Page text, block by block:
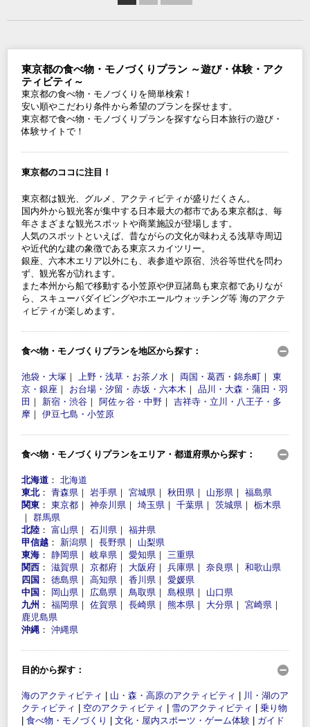
東京都の食べ物・モノづくりプラン ～遊び・体験・アク
ティビティ～
東京都の食べ物・モノづくりを簡単検索！
安い順やこだわり条件から希望のプランを探せます。
東京都で食べ物・モノづくりプランを探すなら日本旅行の遊び・
体験サイトで！
東京都のココに注目！
東京都は観光、グルメ、アクティビティが盛りだくさん。
国内外から観光客が集中する日本最大の都市である東京都は、毎
年さまざまな観光スポットや商業施設が登場します。
人気のスポットといえば、昔ながらの文化が味わえる浅草寺周辺
や近代的な建の象徴である東京スカイツリー。
銀座、六本木エリア以外にも、表参道や原宿、渋谷等世代を問わ
ず、観光客が訪れます。
また本州から船で移動する小笠原や伊豆諸島も東京都でありなが
ら、スキューバダイビングやホエールウォッチング等 海のアクテ
ィビティが楽しめます。
食べ物・モノづくりプランを地区から探す：
池袋・大塚 ｜ 上野・浅草・お茶ノ水 ｜ 両国・葛西・錦糸町 ｜ 東
京・銀座 ｜ お台場・汐留・赤坂・六本木 ｜ 品川・大森・蒲田・羽
田 ｜ 新宿・渋谷 ｜ 阿佐ヶ谷・中野 ｜ 吉祥寺・立川・八王子・多
摩 ｜ 伊豆七島・小笠原
食べ物・モノづくりプランをエリア・都道府県から探す：
北海道 ： 北海道
東北： 青森県 ｜ 岩手県 ｜ 宮城県 ｜ 秋田県 ｜ 山形県 ｜ 福島県
関東 ： 東京都 ｜ 神奈川県 ｜ 埼玉県 ｜ 千葉県 ｜ 茨城県 ｜ 栃木県
｜ 群馬県
北陸 ： 富山県 ｜ 石川県 ｜ 福井県
甲信越 ： 新潟県 ｜ 長野県 ｜ 山梨県
東海 ： 静岡県 ｜ 岐阜県 ｜ 愛知県 ｜ 三重県
関西 ： 滋賀県 ｜ 京都府 ｜ 大阪府 ｜ 兵庫県 ｜ 奈良県 ｜ 和歌山県
四国 ： 徳島県 ｜ 高知県 ｜ 香川県 ｜ 愛媛県
中国 ： 岡山県 ｜ 広島県 ｜ 鳥取県 ｜ 島根県 ｜ 山口県
九州 ： 福岡県 ｜ 佐賀県 ｜ 長崎県 ｜ 熊本県 ｜ 大分県 ｜ 宮崎県 ｜
鹿児島県
沖縄 ： 沖縄県
目的から探す：
海のアクティビティ 山・森・高原のアクティビティ
川・湖のア
クティビティ
空のアクティビティ 雪のアクティビティ
乗り物
食べ物・モノづくり 文化・屋内スポーツ・ゲーム体験
ガイド